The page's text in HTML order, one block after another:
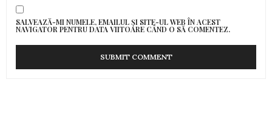
SALVEAZĂ-MI NUMELE, EMAILUL ȘI SITE-UL WEB ÎN ACEST
NAVIGATOR PENTRU DATA VIITOARE CÂND O SĂ COMENTEZ.